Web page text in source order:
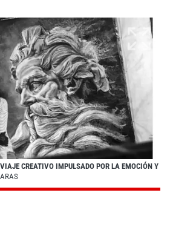
CREATIVO IMPULSADO POR LA EMOCIÓN Y